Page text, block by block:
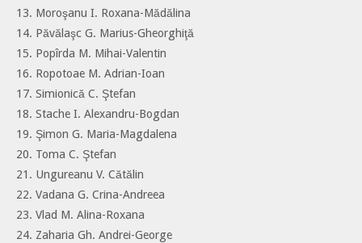
13. Moroşanu I. Roxana-Mădălina
14. Păvălaşc G. Marius-Gheorghiţă
15. Popîrda M. Mihai-Valentin
16. Ropotoae M. Adrian-Ioan
17. Simionică C. Ştefan
18. Stache I. Alexandru-Bogdan
19. Şimon G. Maria-Magdalena
20. Toma C. Ştefan
21. Ungureanu V. Cătălin
22. Vadana G. Crina-Andreea
23. Vlad M. Alina-Roxana
24. Zaharia Gh. Andrei-George